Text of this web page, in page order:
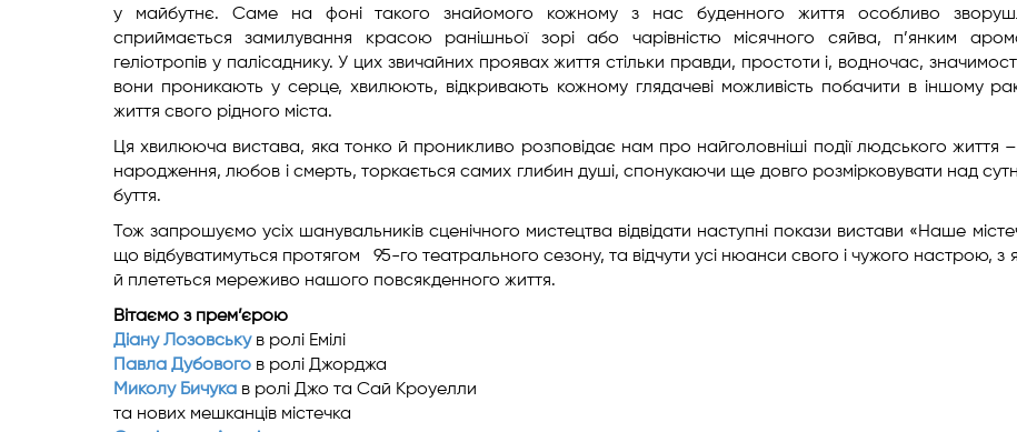
у майбутнє. Саме на фоні такого знайомого кожному з нас буденного життя особливо
сприймається замилування красою ранішньої зорі або чарівністю місячного сяйва, п’янким
геліотропів у палісаднику. У цих звичайних проявах життя стільки правди, простоти і, водночас,
вони проникають у серце, хвилюють, відкривають кожному глядачеві можливість побачити в іншому
життя свого рідного міста.
Ця хвилююча вистава, яка тонко й проникливо розповідає нам про найголовніші події людського життя
народження, любов і смерть, торкається самих глибин душі, спонукаючи ще довго розмірковувати над
буття.
Тож запрошуємо усіх шанувальників сценічного мистецтва відвідати наступні покази вистави «Наше
що відбуватимуться протягом 95-го театрального сезону, та відчути усі нюанси свого і чужого настрою, з
й плететься мереживо нашого повсякденного життя.
Вітаємо з прем’єрою
Діану Лозовськув ролі Емілі
Павла Дубового в ролі Джорджа
Миколу Бичука в ролі Джо та Сай Кроуелли
та нових мешканців містечка